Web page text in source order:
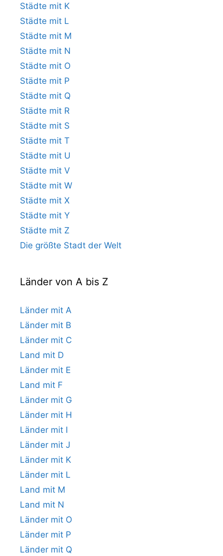
Städte mit K
Städte mit L
Städte mit M
Städte mit N
Städte mit O
Städte mit P
Städte mit Q
Städte mit R
Städte mit S
Städte mit T
Städte mit U
Städte mit V
Städte mit W
Städte mit X
Städte mit Y
Städte mit Z
Die größte Stadt der Welt
Länder von A bis Z
Länder mit A
Länder mit B
Länder mit C
Land mit D
Länder mit E
Land mit F
Länder mit G
Länder mit H
Länder mit I
Länder mit J
Länder mit K
Länder mit L
Land mit M
Land mit N
Länder mit O
Länder mit P
Länder mit Q